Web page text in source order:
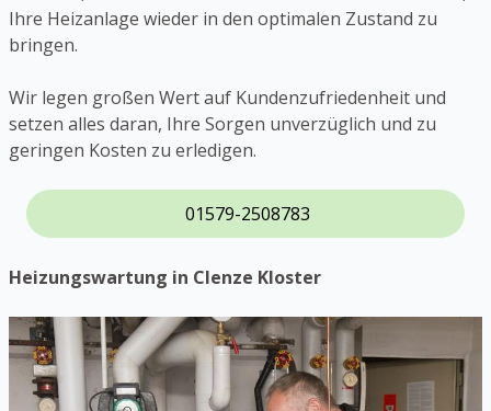
Ihre Heizanlage wieder in den optimalen Zustand zu
bringen.
Wir legen großen Wert auf Kundenzufriedenheit und
setzen alles daran, Ihre Sorgen unverzüglich und zu
geringen Kosten zu erledigen.
01579-2508783
Heizungswartung in Clenze Kloster